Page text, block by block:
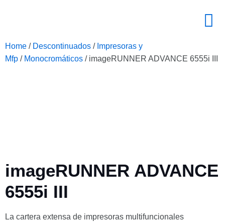
Home / Descontinuados / Impresoras y
Mfp / Monocromáticos / imageRUNNER ADVANCE 6555i III
imageRUNNER ADVANCE
6555i III
La cartera extensa de impresoras multifuncionales